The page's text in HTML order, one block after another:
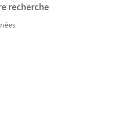
recherche